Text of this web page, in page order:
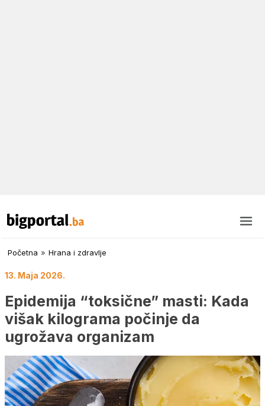
Početna » Hrana i zdravlje
13. Maja 2026.
Epidemija “toksične” masti: Kada
višak kilograma počinje da
ugrožava organizam